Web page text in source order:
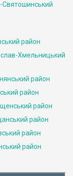
Святошинський
район
Хмельницький
район
район
район
район
район
район